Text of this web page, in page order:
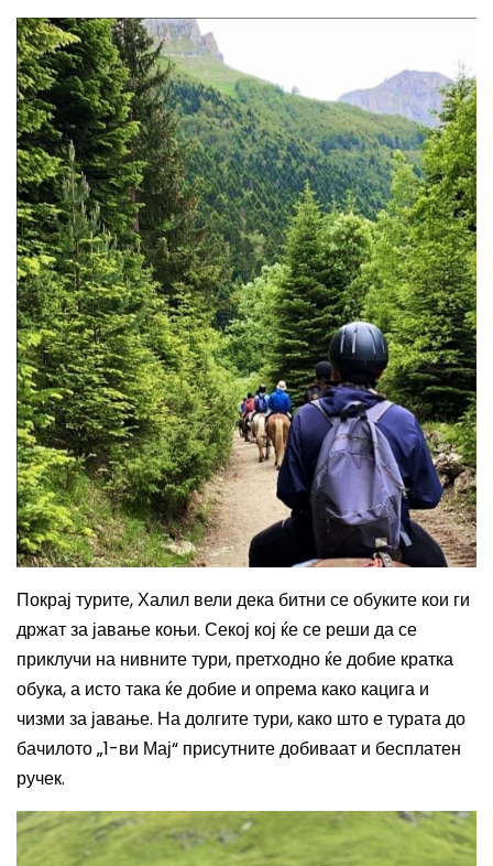
Покрај турите, Халил вели дека битни се обуките кои ги
држат за јавање коњи. Секој кој ќе се реши да се
приклучи на нивните тури, претходно ќе добие кратка
обука, а исто така ќе добие и опрема како кацига и
чизми за јавање. На долгите тури, како што е турата до
бачилото „1-ви Мај“ присутните добиваат и бесплатен
ручек.